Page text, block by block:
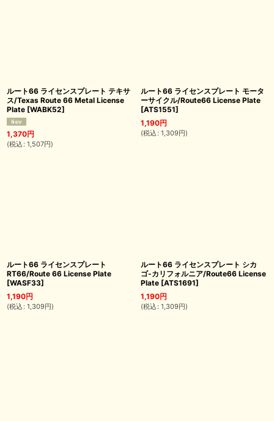
ルート66 ライセンスプレート テキサ
ス/Texas Route 66 Metal License
Plate [WABK52]
1,370円
(税込 : 1,507円)
ルート66 ライセンスプレート モータ
ーサイクル/Route66 License Plate
[ATS1551]
1,190円
(税込 : 1,309円)
ルート66 ライセンスプレート
RT66/Route 66 License Plate
[WASF33]
1,190円
(税込 : 1,309円)
ルート66 ライセンスプレート シカ
ゴ-カリフォルニア/Route66 License
Plate [ATS1691]
1,190円
(税込 : 1,309円)